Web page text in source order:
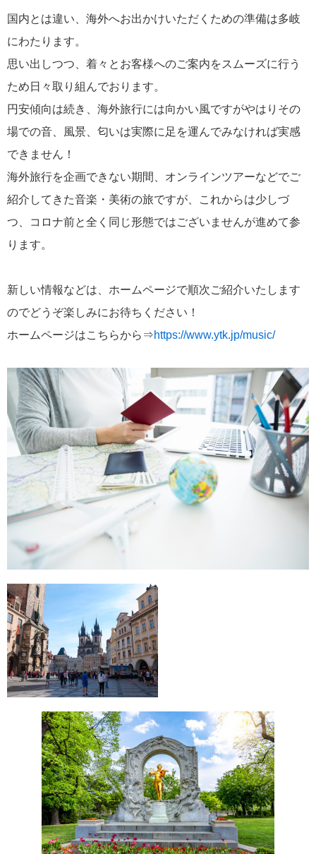
国内とは違い、海外へお出かけいただくための準備は多岐
にわたります。
思い出しつつ、着々とお客様へのご案内をスムーズに行う
ため日々取り組んでおります。
円安傾向は続き、海外旅行には向かい風ですがやはりその
場での音、風景、匂いは実際に足を運んでみなければ実感
できません！
海外旅行を企画できない期間、オンラインツアーなどでご
紹介してきた音楽・美術の旅ですが、これからは少しづ
つ、コロナ前と全く同じ形態ではございませんが進めて参
ります。
新しい情報などは、ホームページで順次ご紹介いたします
のでどうぞ楽しみにお待ちください！
ホームページはこちらから⇒https://www.ytk.jp/music/